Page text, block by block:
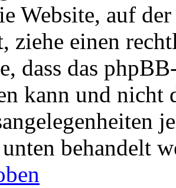
Website, auf
ziehe einen
dass das
kann und nicht
behandelt